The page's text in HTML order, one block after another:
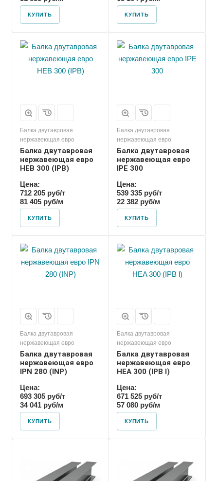
КУПИТЬ КУПИТЬ
Балка двутавровая
нержавеющая евро
Балка двутавровая
нержавеющая евро
HEB 300 (IPB)
Цена:
712 205 руб/т
81 405 руб/м
КУПИТЬ
Балка двутавровая
нержавеющая евро
Балка двутавровая
нержавеющая евро
IPE 300
Цена:
539 335 руб/т
22 382 руб/м
КУПИТЬ
Балка двутавровая
нержавеющая евро
Балка двутавровая
нержавеющая евро
IPN 280 (INP)
Цена:
693 305 руб/т
34 041 руб/м
КУПИТЬ
Балка двутавровая
нержавеющая евро
Балка двутавровая
нержавеющая евро
HEA 300 (IPB l)
Цена:
671 525 руб/т
57 080 руб/м
КУПИТЬ